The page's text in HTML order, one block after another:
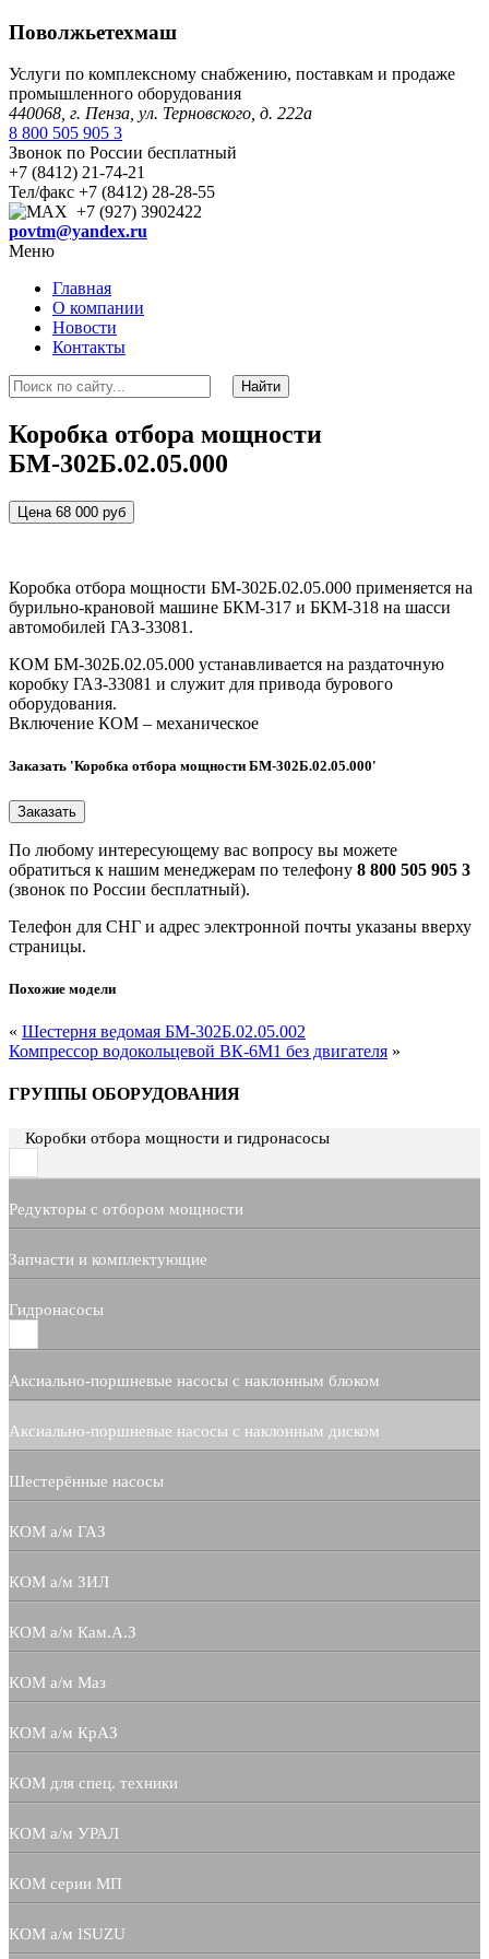
Поволжьетехмаш
Услуги по комплексному снабжению, поставкам и продаже
промышленного оборудования
440068, г. Пенза, ул. Терновского, д. 222а
8 800 505 905 3
Звонок по России бесплатный
+7 (8412) 21-74-21
Тел/факс +7 (8412) 28-28-55
+7 (927) 3902422
povtm@yandex.ru
Меню
Главная
О компании
Новости
Контакты
Коробка отбора мощности
БМ-302Б.02.05.000
Цена 68 000 руб
Коробка отбора мощности БМ-302Б.02.05.000 применяется на
бурильно-крановой машине БКМ-317 и БКМ-318 на шасси
автомобилей ГАЗ-33081.
КОМ БМ-302Б.02.05.000 устанавливается на раздаточную
коробку ГАЗ-33081 и служит для привода бурового
оборудования.
Включение КОМ – механическое
Заказать 'Коробка отбора мощности БМ-302Б.02.05.000'
По любому интересующему вас вопросу вы можете
обратиться к нашим менеджерам по телефону 8 800 505 905 3
(звонок по России бесплатный).
Телефон для СНГ и адрес электронной почты указаны вверху
страницы.
Похожие модели
« Шестерня ведомая БМ-302Б.02.05.002
Компрессор водокольцевой ВК-6М1 без двигателя »
ГРУППЫ ОБОРУДОВАНИЯ
Коробки отбора мощности и гидронасосы
Редукторы с отбором мощности
Запчасти и комплектующие
Гидронасосы
Аксиально-поршневые насосы с наклонным блоком
Аксиально-поршневые насосы с наклонным диском
Шестерённые насосы
КОМ а/м ГАЗ
КОМ а/м ЗИЛ
КОМ а/м Кам.А.З
КОМ а/м Маз
КОМ а/м КрАЗ
КОМ для спец. техники
КОМ а/м УРАЛ
КОМ серии МП
КОМ а/м ISUZU